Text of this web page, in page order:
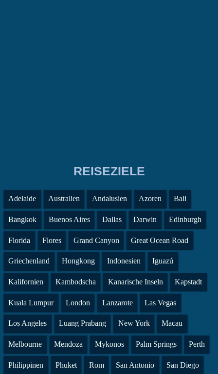
REISEZIELE
Adelaide Australien Andalusien Azoren Bali
Bangkok Buenos Aires Dallas Darwin Edinburgh
Florida Flores Grand Canyon Great Ocean Road
Griechenland Hongkong Indonesien Iguazú
Kalifornien Kambodscha Kanarische Inseln Kapstadt
Kuala Lumpur London Lanzarote Las Vegas
Los Angeles Luang Prabang New York Macau
Melbourne Mendoza Mykonos Palm Springs Perth
Philippinen Phuket Rom San Antonio San Diego